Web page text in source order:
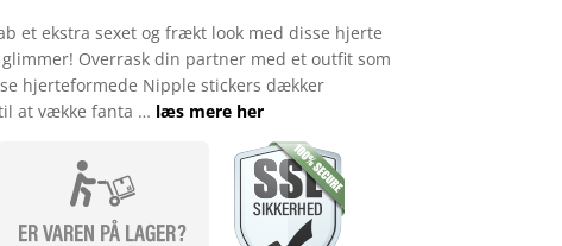
et ekstra sexet og frækt look med disse hjerte
Overrask din partner med et outfit som
hjerteformede Nipple stickers dækker
at vække fanta … læs mere her